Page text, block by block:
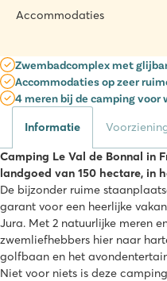
Accommodaties
Zwembadcomplex met
Accommodaties op zeer
4 meren bij de camping voor
Informatie
Camping Le Val de Bonnal in
landgoed van 150 hectare, in
De bijzonder ruime
garant voor een heerlijke
Jura. Met 2 natuurlijke meren
zwemliefhebbers hier naar
golfbaan en het
Niet voor niets is deze